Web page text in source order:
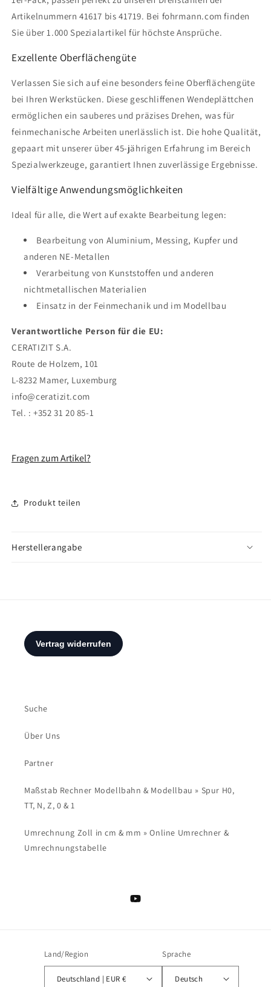
Artikelnummern 41617 bis 41719. Bei fohrmann.com finden
Sie über 1.000 Spezialartikel für höchste Ansprüche.
Exzellente Oberflächengüte
Verlassen Sie sich auf eine besonders feine Oberflächengüte
bei Ihren Werkstücken. Diese geschliffenen Wendeplättchen
ermöglichen ein sauberes und präzises Drehen, was für
feinmechanische Arbeiten unerlässlich ist. Die hohe Qualität,
gepaart mit unserer über 45-jährigen Erfahrung im Bereich
Spezialwerkzeuge, garantiert Ihnen zuverlässige Ergebnisse.
Vielfältige Anwendungsmöglichkeiten
Ideal für alle, die Wert auf exakte Bearbeitung legen:
Bearbeitung von Aluminium, Messing, Kupfer und
anderen NE-Metallen
Verarbeitung von Kunststoffen und anderen
nichtmetallischen Materialien
Einsatz in der Feinmechanik und im Modellbau
Verantwortliche Person für die EU:
CERATIZIT S.A.
Route de Holzem, 101
L-8232 Mamer, Luxemburg
info@ceratizit.com
Tel. : +352 31 20 85-1
Fragen zum Artikel?
Produkt teilen
Herstellerangabe
Suche
Über Uns
Partner
Maßstab Rechner Modellbahn & Modellbau » Spur H0,
TT, N, Z, 0 & 1
Umrechnung Zoll in cm & mm » Online Umrechner &
Umrechnungstabelle
YouTube
Land/Region
Deutschland | EUR €
Sprache
Deutsch